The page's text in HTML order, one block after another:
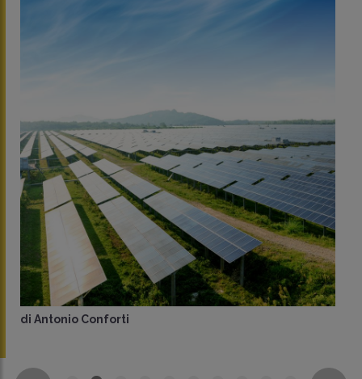
di Antonio Conforti